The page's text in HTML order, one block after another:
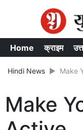
Home क्राइम
Hindi News Make
Make